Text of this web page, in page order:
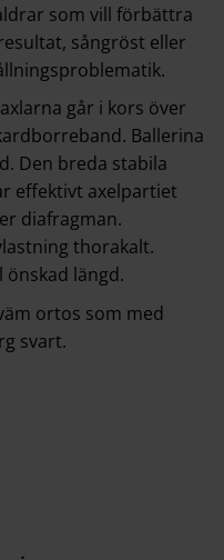
som vill förbättra
sångröst eller
går i kors över
Ballerina
Den breda stabila
effektivt axelpartiet
diafragman.
thorakalt.
längd.
ortos som med
svart.